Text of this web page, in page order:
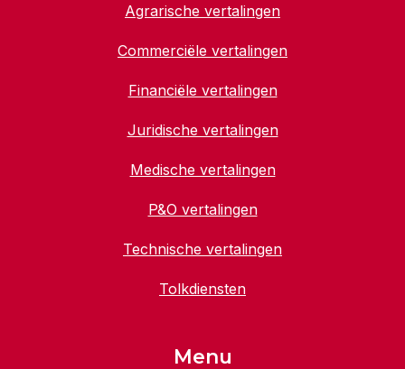
Agrarische vertalingen
Commerciële vertalingen
Financiële vertalingen
Juridische vertalingen
Medische vertalingen
P&O vertalingen
Technische vertalingen
Tolkdiensten
Menu